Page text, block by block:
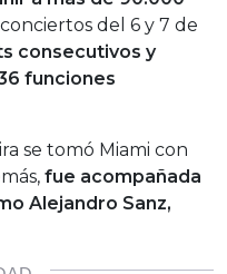
del 6 y 7 de
consecutivos y
funciones
se tomó Miami con
fue acompañada
Alejandro Sanz,